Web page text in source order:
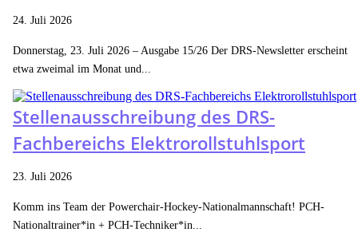
24. Juli 2026
Donnerstag, 23. Juli 2026 – Ausgabe 15/26 Der DRS-Newsletter erscheint
etwa zweimal im Monat und...
Stellenausschreibung des DRS-
Fachbereichs Elektrorollstuhlsport
23. Juli 2026
Komm ins Team der Powerchair-Hockey-Nationalmannschaft! PCH-
Nationaltrainer*in + PCH-Techniker*in...